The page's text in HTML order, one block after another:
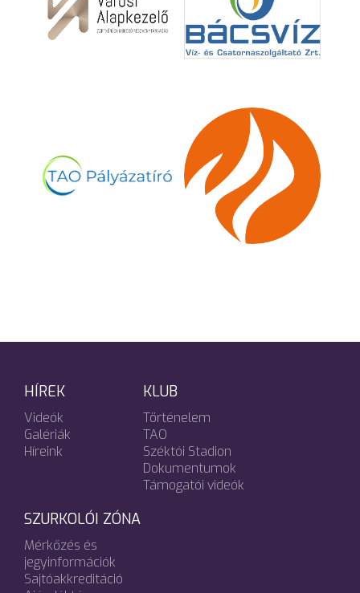
HÍREK
Videók
Galériák
Híreink
KLUB
Történelem
TAO
Széktói Stadion
Dokumentumok
Támogatói videók
SZURKOLÓI ZÓNA
Mérkőzés és
jegyinformációk
Sajtóakkreditáció